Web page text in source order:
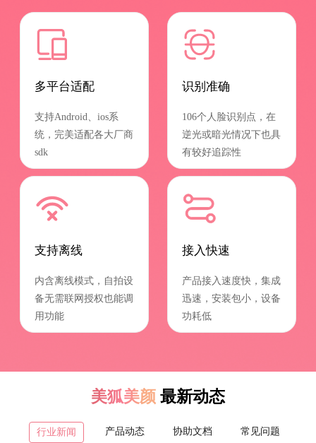
多平台适配
支持Android、ios系
统，完美适配各大厂商
sdk
识别准确
106个人脸识别点，在
逆光或暗光情况下也具
有较好追踪性
支持离线
内含离线模式，自拍设
备无需联网授权也能调
用功能
接入快速
产品接入速度快，集成
迅速，安装包小，设备
功耗低
美狐美颜 最新动态
行业新闻 产品动态 协助文档 常见问题